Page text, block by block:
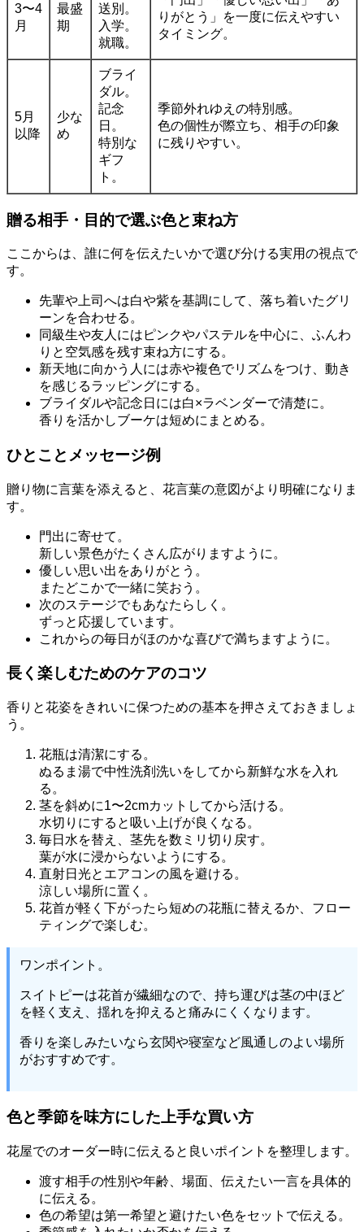
3〜4
月
最盛
期
送別。
入学。
就職。
りがとう」を一度に伝えやすい
タイミング。
5月
以降
少な
め
ブライ
ダル。
記念
日。
特別な
ギフ
ト。
季節外れゆえの特別感。
色の個性が際立ち、相手の印象
に残りやすい。
贈る相手・目的で選ぶ色と束ね方
ここからは、誰に何を伝えたいかで選び分ける実用の視点で
す。
先輩や上司へは白や紫を基調にして、落ち着いたグリ
ーンを合わせる。
同級生や友人にはピンクやパステルを中心に、ふんわ
りと空気感を残す束ね方にする。
新天地に向かう人には赤や複色でリズムをつけ、動き
を感じるラッピングにする。
ブライダルや記念日には白×ラベンダーで清楚に。
香りを活かしブーケは短めにまとめる。
ひとことメッセージ例
贈り物に言葉を添えると、花言葉の意図がより明確になりま
す。
門出に寄せて。
新しい景色がたくさん広がりますように。
優しい思い出をありがとう。
またどこかで一緒に笑おう。
次のステージでもあなたらしく。
ずっと応援しています。
これからの毎日がほのかな喜びで満ちますように。
長く楽しむためのケアのコツ
香りと花姿をきれいに保つための基本を押さえておきましょ
う。
花瓶は清潔にする。
ぬるま湯で中性洗剤洗いをしてから新鮮な水を入れ
る。
茎を斜めに1〜2cmカットしてから活ける。
水切りにすると吸い上げが良くなる。
毎日水を替え、茎先を数ミリ切り戻す。
葉が水に浸からないようにする。
直射日光とエアコンの風を避ける。
涼しい場所に置く。
花首が軽く下がったら短めの花瓶に替えるか、フロー
ティングで楽しむ。
ワンポイント。
スイトピーは花首が繊細なので、持ち運びは茎の中ほど
を軽く支え、揺れを抑えると痛みにくくなります。
香りを楽しみたいなら玄関や寝室など風通しのよい場所
がおすすめです。
色と季節を味方にした上手な買い方
花屋でのオーダー時に伝えると良いポイントを整理します。
渡す相手の性別や年齢、場面、伝えたい一言を具体的
に伝える。
色の希望は第一希望と避けたい色をセットで伝える。